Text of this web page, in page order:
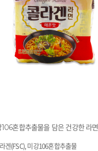
혼합추출물을 담은 건강한 라면
겐(FSC), 미강106혼합추출물